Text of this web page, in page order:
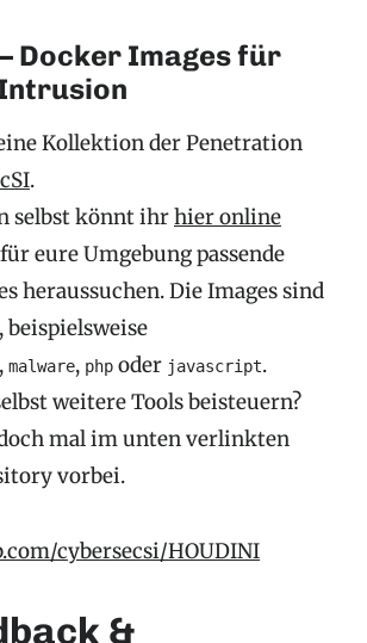
Docker Images für
Kollektion der Penetration
.
selbst könnt ihrhier online
eure Umgebung passende
heraussuchen. Die Images sind
, malware, php oder javascript.
weitere Tools beisteuern?
mal im unten verlinkten
vorbei.
cybersecsi/HOUDINI
&